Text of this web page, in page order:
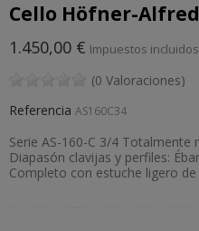
Cello Höfner-Alfred
1.450,00 € Impuestos incluidos
(0 Valoraciones)
Referencia AS160C34
Serie AS-160-C 3/4 Totalmente
Diapasón clavijas y perfiles:
Completo con estuche ligero